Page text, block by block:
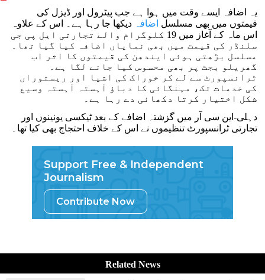
یہ اضافہ ایسے وقت میں ہوا ہے جب پیٹرول اور ڈیزل کی
قیمتوں میں بھی مسلسل اضافہ دیکھا جا رہا ہے۔ اس کے علاوہ
اس ماہ کے آغاز میں 19 کلوگرام والے تجارتی ایل پی جی
سلنڈر کی قیمت میں بھی نمایاں اضافہ کیا گیا تھا۔
مسلسل بڑھتی ہوئی ایندھن کی قیمتوں کا اثر اب
گھریلو بجٹ پر بھی محسوس کیا جانے لگا ہے۔
ٹرانسپورٹ سے لے کر خوراک کی اشیا اور ریستوراں
کی خدمات تک، مہنگائی کا دباؤ آہستہ آہستہ وسیع
شکل اختیار کرتا دکھائی دے رہا ہے۔
دہلی-این سی آر میں گزشتہ اضافے کے بعد ٹیکسی یونینوں اور
تجارتی ٹرانسپورٹ تنظیموں نے اس کے خلاف احتجاج بھی کیا تھا۔
Support Free & Independent
Journalism
Contribute Now
Related News